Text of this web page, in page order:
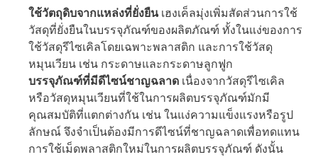
ใช้วัตถุดิบจากแหล่งที่ยั่งยืนเฮงเค็ลมุ่งเพิ่มสัดส่วนการใช้
วัสดุที่ยั่งยืนในบรรจุภัณฑ์ของผลิตภัณฑ์ ทั้งในแง่ของการ
ใช้วัสดุรีไซเคิลโดยเฉพาะพลาสติก และการใช้วัสดุ
หมุนเวียน เช่น กระดาษและกระดาษลูกฟูก
บรรจุภัณฑ์ที่มีดีไซน์ชาญฉลาด เนื่องจากวัสดุรีไซเคิล
หรือวัสดุหมุนเวียนที่ใช้ในการผลิตบรรจุภัณฑ์มักมี
คุณสมบัติที่แตกต่างกัน เช่น ในแง่ความแข็งแรงหรือรูป
ลักษณ์ จึงจำเป็นต้องมีการดีไซน์ที่ชาญฉลาดเพื่อทดแทน
การใช้เม็ดพลาสติกใหม่ในการผลิตบรรจุภัณฑ์ ดังนั้น